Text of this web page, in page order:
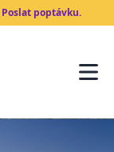
Poslat poptávku.